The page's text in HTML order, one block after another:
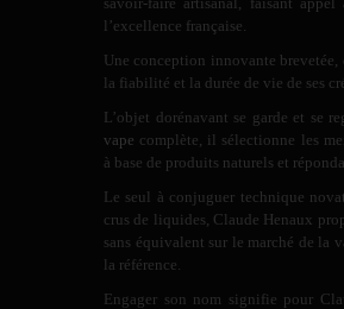
l’excellence française.
Une conception innovante
la fiabilité et la durée de vie de ses
L’objet dorénavant se garde et se
vape complète, il sélectionne les
à base de produits naturels et
Le seul à conjuguer technique
crus de liquides, Claude Henaux
sans équivalent sur le marché de la
la référence.
Engager son nom signifie pour